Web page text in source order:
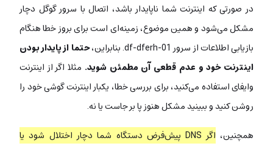
در صورتی که اینترنت شما ناپایدار باشد، اتصال با سرور گوگل دچار
مشکل می‌شود و همین موضوع، زمینه‌ای است برای بروز خطا هنگام
بازیابی اطلاعات از سرور df-dferh-01. بنابراین،
حتما از پایدار بودن
اینترنت خود و عدم قطعی آن مطمئن شوید. مثلا اگر از اینترنت
وایفای استفاده می‌کنید، برای بررسی خطا، یکبار اینترنت گوشی خود را
روشن کنید و ببینید مشکل هنوز پا بر جاست یا نه.
همچنین،
اگر DNS پیش‌فرض دستگاه شما دچار اختلال شود یا